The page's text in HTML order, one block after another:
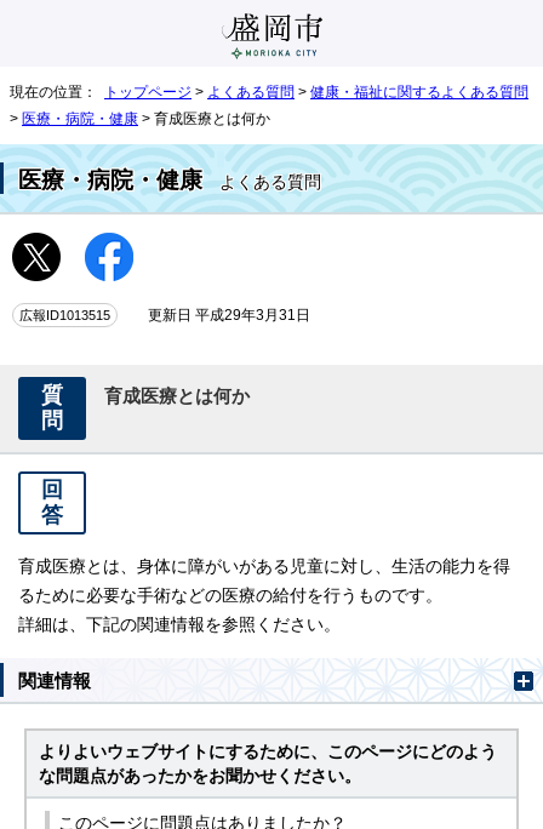
現在の位置： トップページ > よくある質問 > 健康・福祉に関するよくある質問
> 医療・病院・健康 > 育成医療とは何か
医療・病院・健康よくある質問
広報ID1013515 更新日 平成29年3月31日
質
問
育成医療とは何か
回
答
育成医療とは、身体に障がいがある児童に対し、生活の能力を得
るために必要な手術などの医療の給付を行うものです。
詳細は、下記の関連情報を参照ください。
関連情報
よりよいウェブサイトにするために、このページにどのよう
な問題点があったかをお聞かせください。
このページに問題点はありましたか？